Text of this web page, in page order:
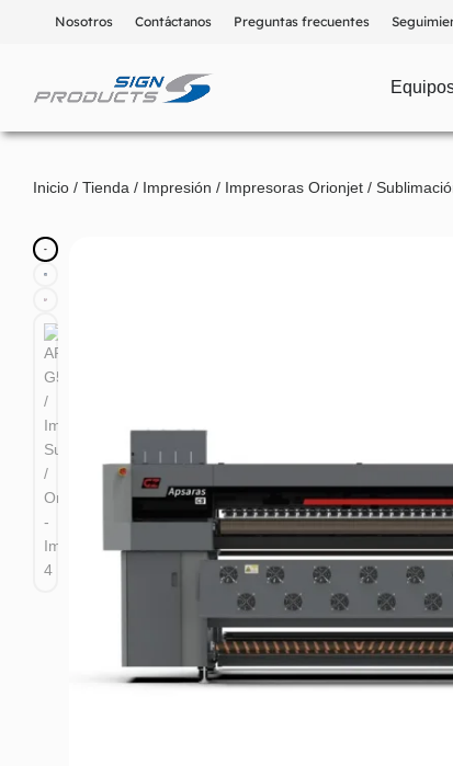
Nosotros Contáctanos Preguntas frecuentes
Inicio / Tienda / Impresión / Impresoras Orionjet /